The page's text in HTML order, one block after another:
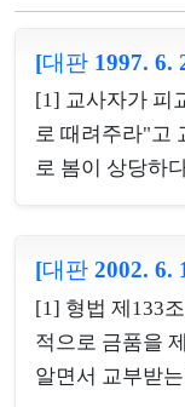
[대판 1997. 6.
[1] 교사자가 피
로 때려주라"고
로 봄이 상당하
사범이 되는 것
의 사망이라는
이 있는 때에는
을 지울 수 있다.
[대판 2002. 6.
[1] 형법 제133조 제2항은 증뢰자가 뇌물에 공할 목
적으로 금품을
알면서 교부받